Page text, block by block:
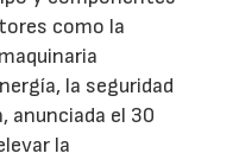
como la
la seguridad
anunciada el 30
la